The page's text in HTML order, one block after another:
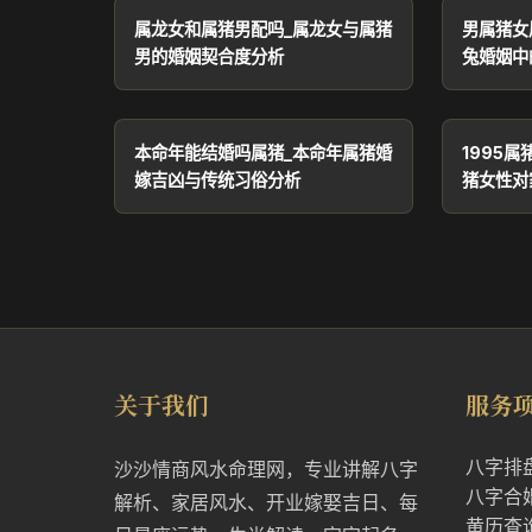
属龙女和属猪男配吗_属龙女与属猪
男的婚姻契合度分析
男属猪
兔婚姻
本命年能结婚吗属猪_本命年属猪婚
嫁吉凶与传统习俗分析
1995属
猪女性
关于我们
沙沙情商风水命理网，专业讲解八字
解析、家居风水、开业嫁娶吉日、每
服务
八字排
八字合
黄历查